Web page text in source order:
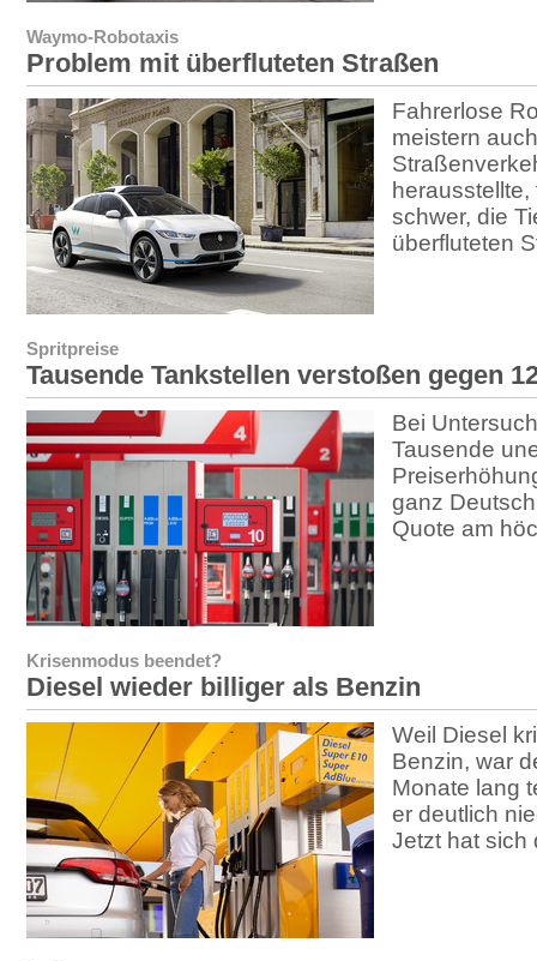
Waymo-Robotaxis
Problem mit überfluteten Straßen
Fahrerlose
meistern
schwer, die
überfluteten
Spritpreise
Tausende Tankstellen verstoßen gegen
Bei
Tausende
ganz
Quote am
Krisenmodus beendet?
Diesel wieder billiger als Benzin
Weil Diesel
Benzin, war
Monate lang
er deutlich
Jetzt hat sich